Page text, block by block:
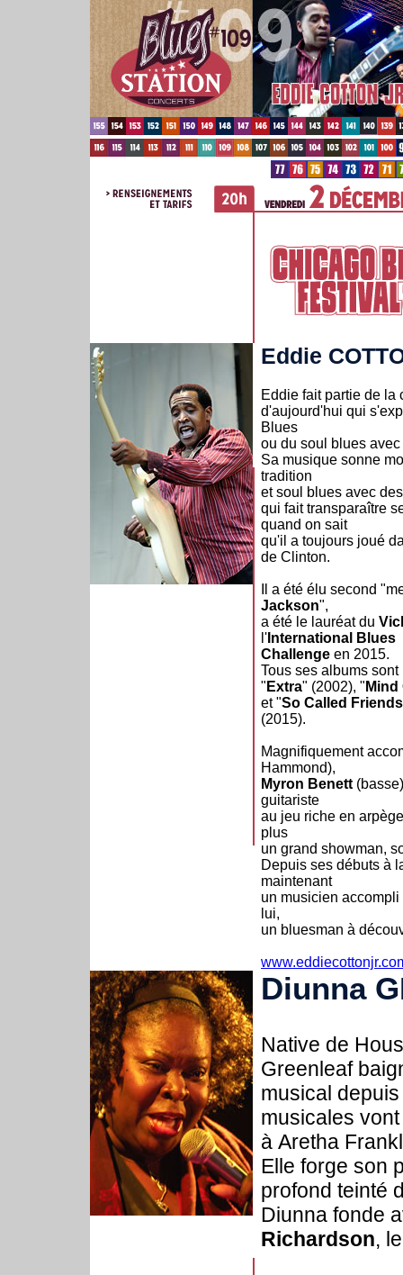
Eddie
Eddie fait partie de la
d'aujourd'hui qui
Blues
ou du soul blues
Sa musique sonne
tradition
et soul blues avec
qui fait transparaître
quand on sait
qu'il a toujours joué
de Clinton.
Il a été élu second
Jackson",
a été le lauréat du
l' International Blues
Challenge en 2015.
Tous ses albums
" Extra" (2002), " Mind
et "So Called Friends
(2015).
Magnifiquement
Hammond),
Myron Benett
guitariste
au jeu riche en
plus
un grand showman,
Depuis ses débuts à
maintenant
un musicien
lui,
un bluesman à
Diunna
Native de
Greenleaf
musical
musicales
à Aretha
Elle forge son
profond teinté
Diunna fonde
Richardson,